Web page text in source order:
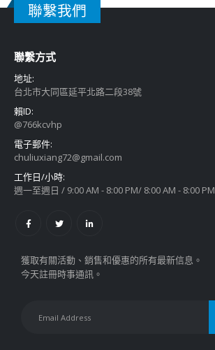
聯繫我們
聯繫方式
地址:
台北市大同區延平北路二段38號
賴ID:
@766kcvhp
電子郵件:
chuliuxiang72@gmail.com
工作日/小時:
週一至週日 / 9:00 AM - 8:00 PM/ 8:00 AM - 8:00 PM
獲取有關活動、銷售和優惠的所有最新信息。
今天註冊時事通訊。